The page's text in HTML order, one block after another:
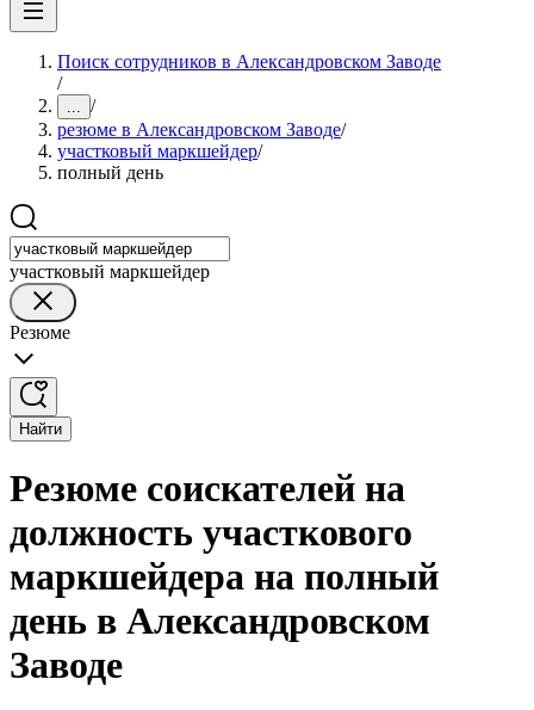
Поиск сотрудников в Александровском Заводе
/
... /
резюме в Александровском Заводе/
участковый маркшейдер/
полный день
участковый маркшейдер
Резюме
Найти
Резюме соискателей на
должность участкового
маркшейдера на полный
день в Александровском
Заводе